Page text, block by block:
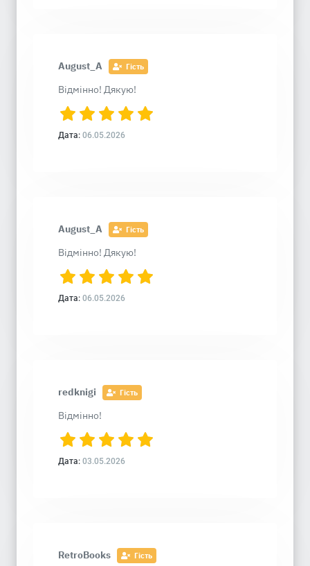
August_A Гість
Відмінно! Дякую!
Дата: 06.05.2026
August_A Гість
Відмінно! Дякую!
Дата: 06.05.2026
redknigi Гість
Відмінно!
Дата: 03.05.2026
RetroBooks Гість